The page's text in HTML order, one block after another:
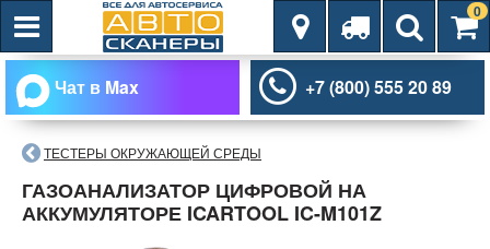
0
Чат в Max +7 (800) 555 20 89
ТЕСТЕРЫ ОКРУЖАЮЩЕЙ СРЕДЫ
ГАЗОАНАЛИЗАТОР ЦИФРОВОЙ НА
АККУМУЛЯТОРЕ ICARTOOL IC-M101Z